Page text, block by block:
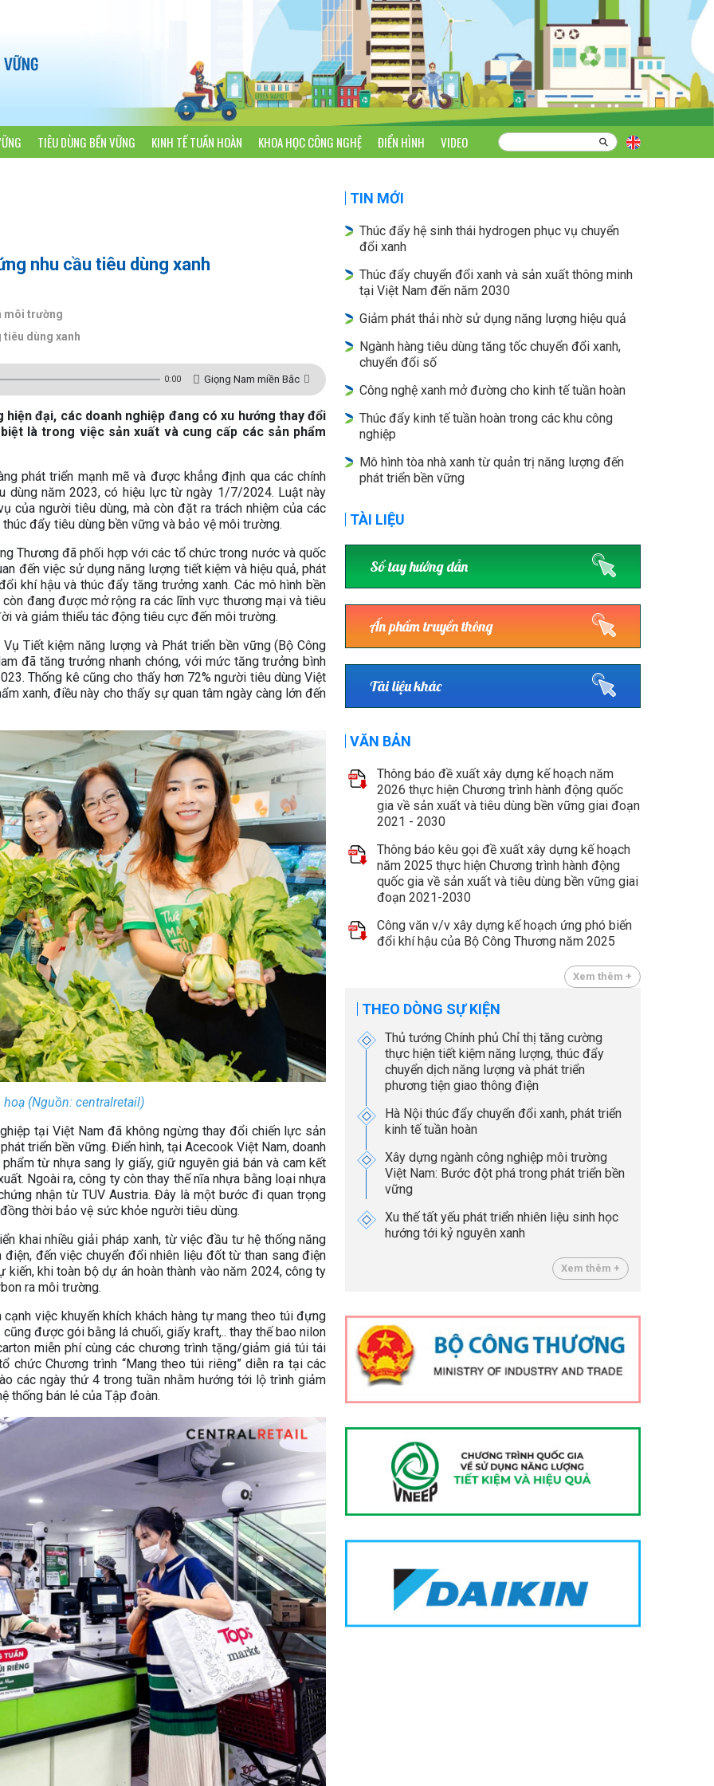
TIÊU DÙNG BỀN VỮNG KINH TẾ TUẦN HOÀN KHOA HỌC CÔNG NGHỆ ĐIỂN HÌNH VIDEO
nhu cầu tiêu dùng xanh
môi trường
tiêu dùng xanh
0:00 Giọng Nam miền Bắc
đại, các doanh nghiệp đang có xu hướng thay đổi
là trong việc sản xuất và cung cấp các sản phẩm
phát triển mạnh mẽ và được khẳng định qua các chính
dùng năm 2023, có hiệu lực từ ngày 1/7/2024. Luật này
của người tiêu dùng, mà còn đặt ra trách nhiệm của các
đẩy tiêu dùng bền vững và bảo vệ môi trường.
Thương đã phối hợp với các tổ chức trong nước và quốc
đến việc sử dụng năng lượng tiết kiệm và hiệu quả, phát
khí hậu và thúc đẩy tăng trưởng xanh. Các mô hình bền
đang được mở rộng ra các lĩnh vực thương mại và tiêu
và giảm thiểu tác động tiêu cực đến môi trường.
Tiết kiệm năng lượng và Phát triển bền vững (Bộ Công
đã tăng trưởng nhanh chóng, với mức tăng trưởng bình
Thống kê cũng cho thấy hơn 72% người tiêu dùng Việt
xanh, điều này cho thấy sự quan tâm ngày càng lớn đến
(Nguồn: centralretail)
tại Việt Nam đã không ngừng thay đổi chiến lực sản
triển bền vững. Điển hình, tại Acecook Việt Nam, doanh
từ nhựa sang ly giấy, giữ nguyên giá bán và cam kết
Ngoài ra, công ty còn thay thế nĩa nhựa bằng loại nhựa
nhận từ TUV Austria. Đây là một bước đi quan trọng
thời bảo vệ sức khỏe người tiêu dùng.
khai nhiều giải pháp xanh, từ việc đầu tư hệ thống năng
đến việc chuyển đổi nhiên liệu đốt từ than sang điện
khi toàn bộ dự án hoàn thành vào năm 2024, công ty
ra môi trường.
việc khuyến khích khách hàng tự mang theo túi đựng
được gói bằng lá chuối, giấy kraft,.. thay thế bao nilon
miễn phí cùng các chương trình tặng/giảm giá túi tái
chức Chương trình “Mang theo túi riêng” diễn ra tại các
các ngày thứ 4 trong tuần nhằm hướng tới lộ trình giảm
thống bán lẻ của Tập đoàn.
TIN MỚI
Thúc đẩy hệ sinh thái hydrogen phục vụ chuyển
đổi xanh
Thúc đẩy chuyển đổi xanh và sản xuất thông minh
tại Việt Nam đến năm 2030
Giảm phát thải nhờ sử dụng năng lượng hiệu quả
Ngành hàng tiêu dùng tăng tốc chuyển đổi xanh,
chuyển đổi số
Công nghệ xanh mở đường cho kinh tế tuần hoàn
Thúc đẩy kinh tế tuần hoàn trong các khu công
nghiệp
Mô hình tòa nhà xanh từ quản trị năng lượng đến
phát triển bền vững
TÀI LIỆU
Sổ tay hướng dẫn
Ấn phẩm truyền thông
Tài liệu khác
VĂN BẢN
Thông báo đề xuất xây dựng kế hoạch năm
2026 thực hiện Chương trình hành động quốc
gia về sản xuất và tiêu dùng bền vững giai đoạn
2021 - 2030
Thông báo kêu gọi đề xuất xây dựng kế hoạch
năm 2025 thực hiện Chương trình hành động
quốc gia về sản xuất và tiêu dùng bền vững giai
đoạn 2021-2030
Công văn v/v xây dựng kế hoạch ứng phó biến
đổi khí hậu của Bộ Công Thương năm 2025
Xem thêm +
THEO DÒNG SỰ KIỆN
Thủ tướng Chính phủ Chỉ thị tăng cường
thực hiện tiết kiệm năng lượng, thúc đẩy
chuyển dịch năng lượng và phát triển
phương tiện giao thông điện
Hà Nội thúc đẩy chuyển đổi xanh, phát triển
kinh tế tuần hoàn
Xây dựng ngành công nghiệp môi trường
Việt Nam: Bước đột phá trong phát triển bền
vững
Xu thế tất yếu phát triển nhiên liệu sinh học
hướng tới kỷ nguyên xanh
Xem thêm +